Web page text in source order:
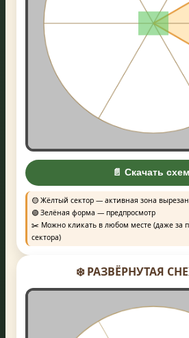
Тип штампа
Ширина
✂️ ВЫРЕЗАТЬ (по
📋 СПИСОК ВЫРЕЗОВ
Нет вырезов
🗑️ СБРОС ВСЕХ
📄 Скачать
🟡 Жёлтый сектор — активная зона
🟢 Зелёная форма — предпросмотр
✂️ Можно кликать в любом месте (даже за
сектора)
❄️ РАЗВЁРНУТАЯ